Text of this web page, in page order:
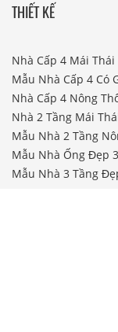
THIẾT KẾ
Nhà Cấp 4 Mái Thái
Mẫu Nhà Cấp 4 Có
Nhà Cấp 4 Nông
Nhà 2 Tầng Mái
Mẫu Nhà 2 Tầng
Mẫu Nhà Ống Đẹp
Mẫu Nhà 3 Tầng